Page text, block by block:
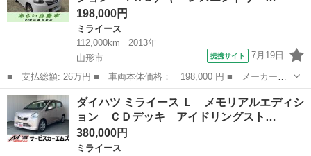
198,000円
ミライース
112,000km
2013年
山形市
提携サイト 7月19日
■ 支払総額: 26万円 ■ 車両本体価格： 198,000 円 ■ メーカー
名： ダイハツ ■ 車種名： ミライース ■ グレード名： Ｘｆ
メモリアルエディション ４ＷＤ／キーレスエントリー／タイミング
チェーン式エンジ...
山形 山形市 ミライース
ダイハツ ミライース Ｌ メモリアルエディシ
ョン ＣＤデッキ アイドリングスト…
380,000円
ミライース